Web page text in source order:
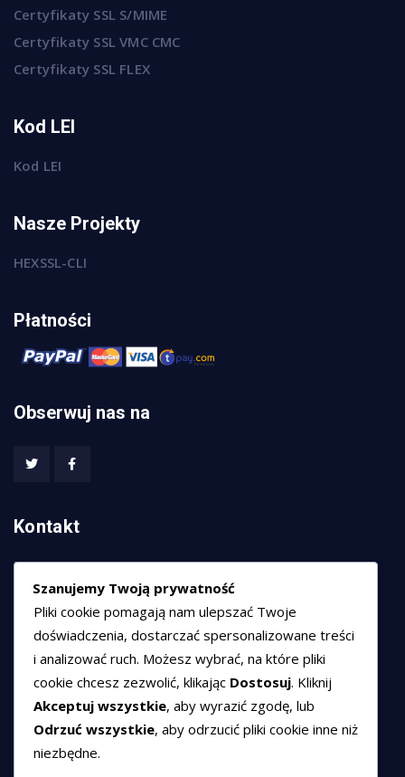
Certyfikaty SSL S/MIME
Certyfikaty SSL VMC CMC
Certyfikaty SSL FLEX
Kod LEI
Kod LEI
Nasze Projekty
HEXSSL-CLI
Płatności
Obserwuj nas na
Kontakt
HEXCOM NETWORKS sp. z o.o.
ul. Marsz. Józefa Piłsudskiego 74/320,
50-020 Wrocław
+48 789 594 102
sprzedaz@hexssl.pl
Dokumenty
Szanujemy Twoją prywatność
Pliki cookie pomagają nam ulepszać Twoje
doświadczenia, dostarczać spersonalizowane treści
i analizować ruch. Możesz wybrać, na które pliki
cookie chcesz zezwolić, klikając Dostosuj. Kliknij
Akceptuj wszystkie, aby wyrazić zgodę, lub
Odrzuć wszystkie, aby odrzucić pliki cookie inne niż
niezbędne.